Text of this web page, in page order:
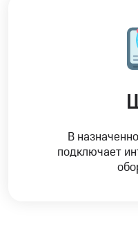
В
подключает